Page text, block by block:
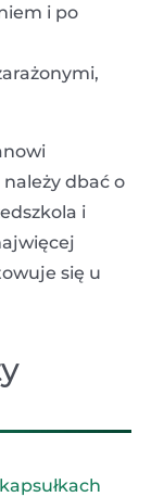
i po
dbać o
i
się u